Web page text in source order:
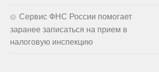
Сервис ФНС России помогает
заранее записаться на прием в
налоговую инспекцию